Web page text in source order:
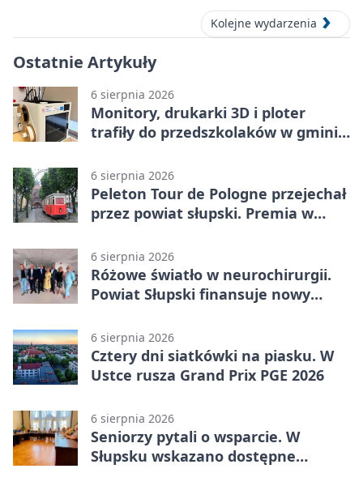
Kolejne wydarzenia
Ostatnie Artykuły
6 sierpnia 2026
Monitory, drukarki 3D i ploter
trafiły do przedszkolaków w gminie
6 sierpnia 2026
Peleton Tour de Pologne przejechał
przez powiat słupski. Premia w
6 sierpnia 2026
Różowe światło w neurochirurgii.
Powiat Słupski finansuje nowy
6 sierpnia 2026
Cztery dni siatkówki na piasku. W
Ustce rusza Grand Prix PGE 2026
6 sierpnia 2026
Seniorzy pytali o wsparcie. W
Słupsku wskazano dostępne